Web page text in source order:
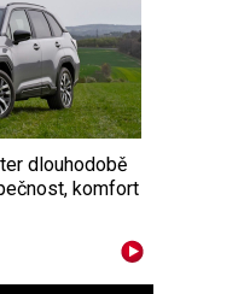
dlouhodobě
komfort